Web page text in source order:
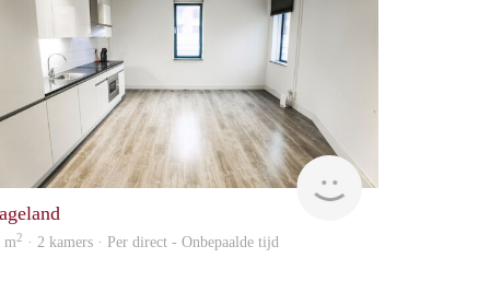
m2 · 2 kamers · Per direct - Onbepaalde tijd